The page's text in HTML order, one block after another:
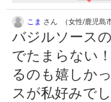
こま さん （女性/鹿児島
バジルソース
でたまらない
るのも嬉しか
スが私好みで